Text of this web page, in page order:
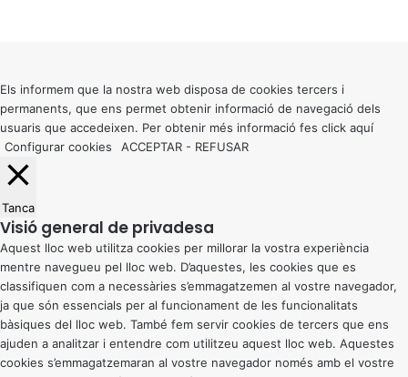
button
Els informem que la nostra web disposa de cookies tercers i
permanents, que ens permet obtenir informació de navegació dels
usuaris que accedeixen. Per obtenir més informació fes click aquí
Configurar cookies
ACCEPTAR - REFUSAR
Tanca
Visió general de privadesa
Aquest lloc web utilitza cookies per millorar la vostra experiència
mentre navegueu pel lloc web. D’aquestes, les cookies que es
classifiquen com a necessàries s’emmagatzemen al vostre navegador,
ja que són essencials per al funcionament de les funcionalitats
bàsiques del lloc web. També fem servir cookies de tercers que ens
ajuden a analitzar i entendre com utilitzeu aquest lloc web. Aquestes
cookies s’emmagatzemaran al vostre navegador només amb el vostre